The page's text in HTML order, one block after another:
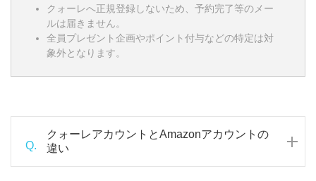
クォーレへ正規登録しないため、予約完了等のメー
ルは届きません。
全員プレゼント企画やポイント付与などの特定は対
象外となります。
Q.
クォーレアカウントとAmazonアカウントの
違い